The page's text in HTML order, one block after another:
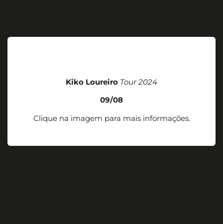
Kiko Loureiro Tour 2024
09/08
Clique na imagem para mais informações.